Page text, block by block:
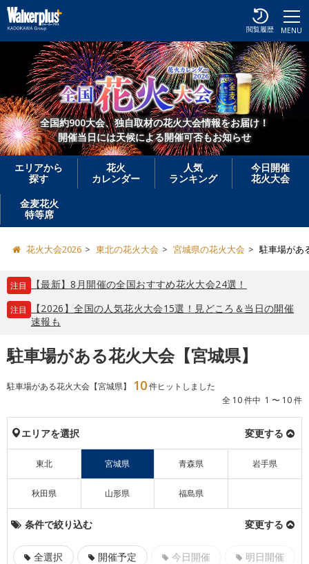
MENU
閲覧履歴
全国約900大会、独自取材の花火大会情報をお届け！
開催当日には天候による開催可否もお知らせ
エリアから
探す
花火
カレンダー
人気
ランキング
今日開催
花火大会
金麦花火
特等席
花火大会2026 東北の花火大会 宮城県の花火大会 駐車場があ
注目 【最新】8月開催の全国おすすめ花火大会24選！
注目
【2026】全国の人気花火大会15選！見どころ＆当日の開催
速報も
駐車場がある花火大会【宮城県】
駐車場がある花火大会【宮城県】 10件ヒットしました
全 10 件中 1 〜 10 件
エリアを選択 変更する
東北 宮城県 青森県 岩手県
秋田県 山形県 福島県
条件で絞り込む 変更する
全選択 開催予定 今日開催
明日開催